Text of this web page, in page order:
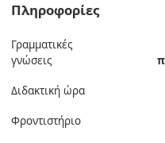
Πληροφορίες
Γραμματικές
γνώσεις
Διδακτική ώρα
Φροντιστήριο